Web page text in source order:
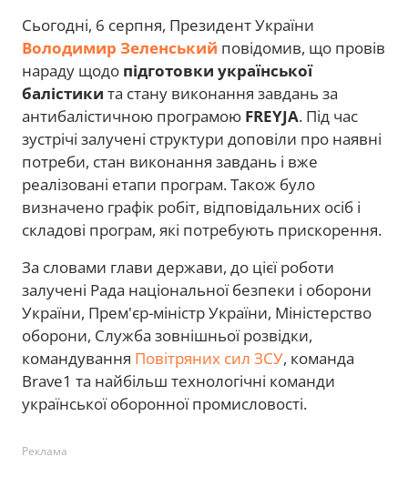
Сьогодні, 6 серпня, Президент України
Володимир Зеленський повідомив, що провів
нараду щодо підготовки української
балістики та стану виконання завдань за
антибалістичною програмою FREYJA. Під час
зустрічі залучені структури доповіли про наявні
потреби, стан виконання завдань і вже
реалізовані етапи програм. Також було
визначено графік робіт, відповідальних осіб і
складові програм, які потребують прискорення.
За словами глави держави, до цієї роботи
залучені Рада національної безпеки і оборони
України, Прем'єр-міністр України, Міністерство
оборони, Служба зовнішньої розвідки,
командування Повітряних сил ЗСУ, команда
Brave1 та найбільш технологічні команди
української оборонної промисловості.
Реклама